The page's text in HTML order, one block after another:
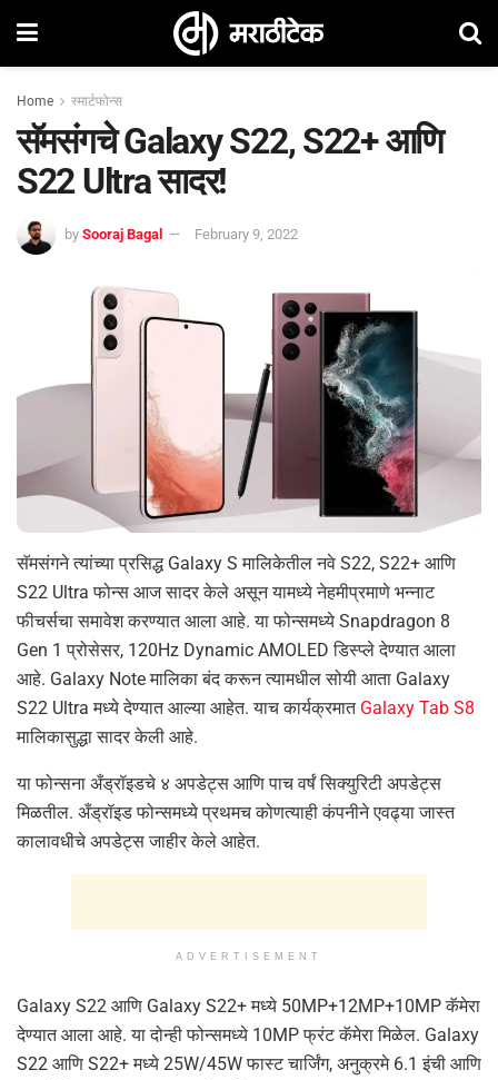
Home स्मार्टफोन्स
सॅमसंगचे Galaxy S22, S22+ आणि
S22 Ultra सादर!
by Sooraj Bagal February 9, 2022
सॅमसंगने त्यांच्या प्रसिद्ध Galaxy S मालिकेतील नवे S22, S22+ आणि
S22 Ultra फोन्स आज सादर केले असून यामध्ये नेहमीप्रमाणे भन्नाट
फीचर्सचा समावेश करण्यात आला आहे. या फोन्समध्ये Snapdragon 8
Gen 1 प्रोसेसर, 120Hz Dynamic AMOLED डिस्प्ले देण्यात आला
आहे. Galaxy Note मालिका बंद करून त्यामधील सोयी आता Galaxy
S22 Ultra मध्ये देण्यात आल्या आहेत. याच कार्यक्रमात Galaxy Tab S8
मालिकासुद्धा सादर केली आहे.
या फोन्सना अँड्रॉइडचे ४ अपडेट्स आणि पाच वर्षं सिक्युरिटी अपडेट्स
मिळतील. अँड्रॉइड फोन्समध्ये प्रथमच कोणत्याही कंपनीने एवढ्या जास्त
कालावधीचे अपडेट्स जाहीर केले आहेत.
ADVERTISEMENT
Galaxy S22 आणि Galaxy S22+ मध्ये 50MP+12MP+10MP कॅमेरा
देण्यात आला आहे. या दोन्ही फोन्समध्ये 10MP फ्रंट कॅमेरा मिळेल. Galaxy
S22 आणि S22+ मध्ये 25W/45W फास्ट चार्जिंग, अनुक्रमे 6.1 इंची आणि